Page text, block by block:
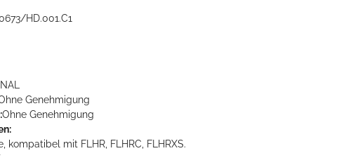
HD.001.C1
Genehmigung
Ohne Genehmigung
kompatibel mit FLHR, FLHRC, FLHRXS.